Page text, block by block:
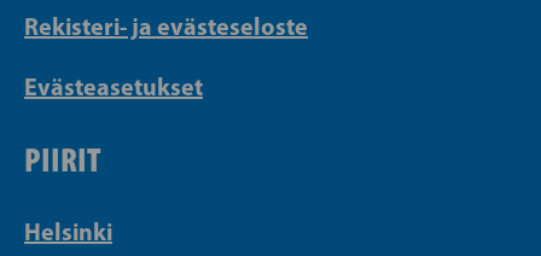
Rekisteri- ja evästeseloste
Evästeasetukset
PIIRIT
Helsinki